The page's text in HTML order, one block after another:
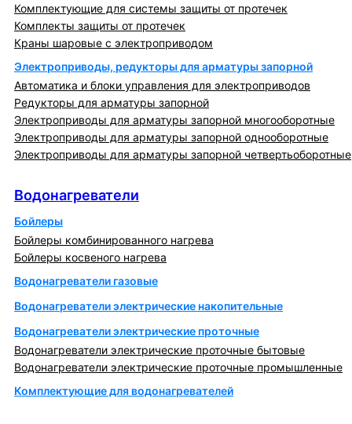
Комплектующие для системы защиты от протечек
Комплекты защиты от протечек
Краны шаровые с электроприводом
Электроприводы, редукторы для арматуры запорной
Автоматика и блоки управления для электроприводов
Редукторы для арматуры запорной
Электроприводы для арматуры запорной многооборотные
Электроприводы для арматуры запорной однооборотные
Электроприводы для арматуры запорной четвертьоборотные
Водонагреватели
Бойлеры
Бойлеры комбинированного нагрева
Бойлеры косвеного нагрева
Водонагреватели газовые
Водонагреватели электрические накопительные
Водонагреватели электрические проточные
Водонагреватели электрические проточные бытовые
Водонагреватели электрические проточные промышленные
Комплектующие для водонагревателей